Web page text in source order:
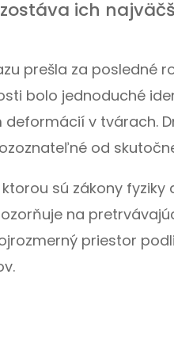
ich
prešla za posledné
bolo jednoduché
v tvárach.
od
sú zákony fyziky
na
priestor